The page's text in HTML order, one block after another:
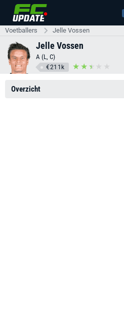
Voetballers Jelle Vossen
Jelle Vossen
A (L, C)
€211k
Overzicht